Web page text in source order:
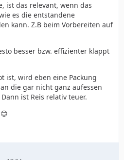
ist das relevant, wenn das
es die entstandene
kann. Z.B beim Vorbereiten auf
besser bzw. effizienter klappt
ist, wird eben eine Packung
die gar nicht ganz aufessen
ist Reis relativ teuer.